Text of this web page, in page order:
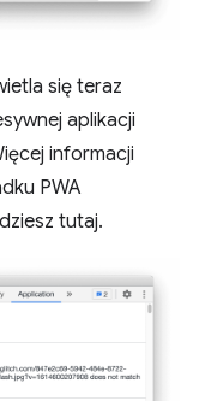
się teraz
aplikacji
informacji
PWA
tutaj.